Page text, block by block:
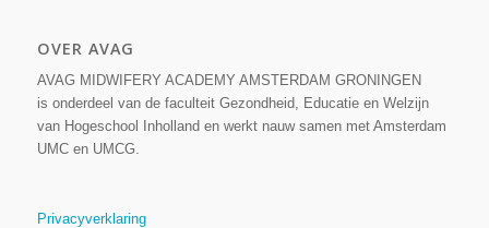
OVER AVAG
AVAG MIDWIFERY ACADEMY AMSTERDAM GRONINGEN
is onderdeel van de faculteit Gezondheid, Educatie en Welzijn
van Hogeschool Inholland en werkt nauw samen met Amsterdam
UMC en UMCG.
Privacyverklaring